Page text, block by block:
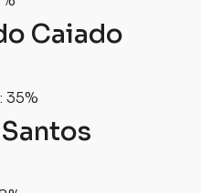
Caiado
35%